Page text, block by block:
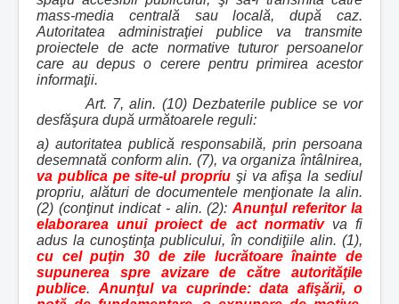
mass-media centrală sau locală, după caz.
Autoritatea administraţiei publice va transmite
proiectele de acte normative tuturor persoanelor
care au depus o cerere pentru primirea acestor
informaţii.
Art. 7, alin. (10) Dezbaterile publice se vor
desfăşura după următoarele reguli:
a) autoritatea publică responsabilă, prin persoana
desemnată conform alin. (7), va organiza întâlnirea,
va publica pe site-ul propriu şi va afişa la sediul
propriu, alături de documentele menţionate la alin.
(2) (conţinut indicat - alin. (2):Anunţul referitor la
elaborarea unui proiect de act normativva fi
adus la cunoştinţa publicului, în condiţiile alin. (1),
cu cel puţin 30 de zile lucrătoare înainte de
supunerea spre avizare de către autorităţile
publice. Anunţul va cuprinde: data afişării, o